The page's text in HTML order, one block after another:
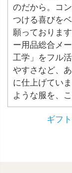
のだから。コ
つける喜びを
願っておりま
ー用品総合メ
工学」をフル
やすさなど、
に仕上げてい
ような服を、
ギフ